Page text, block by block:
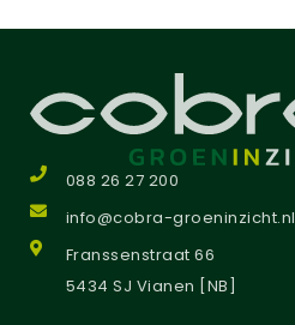
088 26 27 200
info@cobra-groeninzicht.nl
Franssenstraat 66
5434 SJ Vianen [NB]